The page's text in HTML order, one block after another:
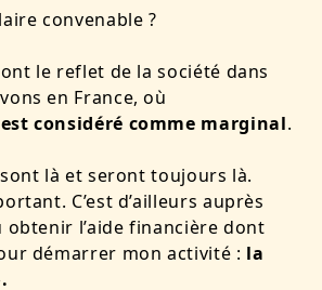
convenable ?
le reflet de la société dans
en France, où
considéré comme marginal.
là et seront toujours là.
C’est d’ailleurs auprès
obtenir l’aide financière dont
démarrer mon activité : la